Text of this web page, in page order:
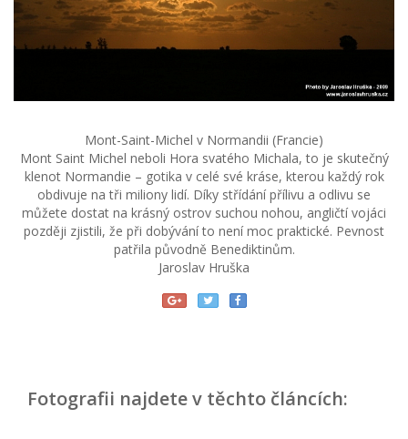
Mont-Saint-Michel v Normandii (Francie)
Mont Saint Michel neboli Hora svatého Michala, to je skutečný
klenot Normandie – gotika v celé své kráse, kterou každý rok
obdivuje na tři miliony lidí. Díky střídání přílivu a odlivu se
můžete dostat na krásný ostrov suchou nohou, angličtí vojáci
později zjistili, že při dobývání to není moc praktické. Pevnost
patřila původně Benediktinům.
Jaroslav Hruška
Fotografii najdete v těchto článcích: